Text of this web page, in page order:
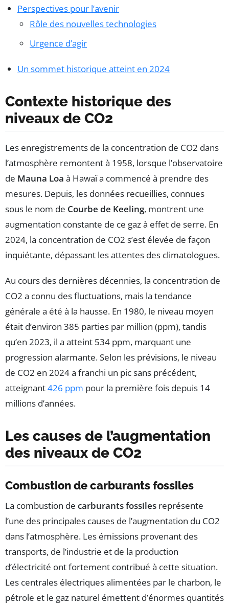
Perspectives pour l’avenir
Rôle des nouvelles technologies
Urgence d’agir
Un sommet historique atteint en 2024
Contexte historique des
niveaux de CO2
Les enregistrements de la concentration de CO2 dans
l’atmosphère remontent à 1958, lorsque l’observatoire
de Mauna Loa à Hawaï a commencé à prendre des
mesures. Depuis, les données recueillies, connues
sous le nom de Courbe de Keeling, montrent une
augmentation constante de ce gaz à effet de serre. En
2024, la concentration de CO2 s’est élevée de façon
inquiétante, dépassant les attentes des climatologues.
Au cours des dernières décennies, la concentration de
CO2 a connu des fluctuations, mais la tendance
générale a été à la hausse. En 1980, le niveau moyen
était d’environ 385 parties par million (ppm), tandis
qu’en 2023, il a atteint 534 ppm, marquant une
progression alarmante. Selon les prévisions, le niveau
de CO2 en 2024 a franchi un pic sans précédent,
atteignant426 ppm pour la première fois depuis 14
millions d’années.
Les causes de l’augmentation
des niveaux de CO2
Combustion de carburants fossiles
La combustion de carburants fossiles représente
l’une des principales causes de l’augmentation du CO2
dans l’atmosphère. Les émissions provenant des
transports, de l’industrie et de la production
d’électricité ont fortement contribué à cette situation.
Les centrales électriques alimentées par le charbon, le
pétrole et le gaz naturel émettent d’énormes quantités